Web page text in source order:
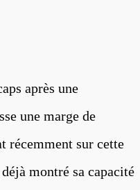
après une
une marge de
récemment sur cette
montré sa capacité